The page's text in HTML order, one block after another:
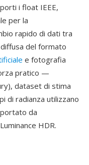
i float IEEE,
per la
rapido di dati tra
del formato
e fotografia
pratico —
dataset di stima
di radianza utilizzano
da
HDR.